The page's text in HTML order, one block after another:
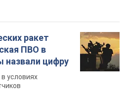
ракет
ПВО в
цифру
условиях